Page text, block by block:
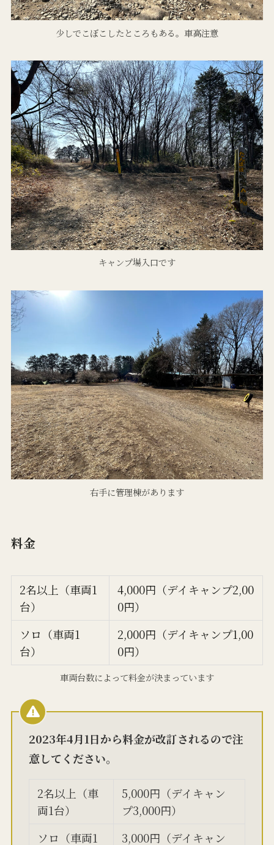
少しでこぼこしたところもある。車高注意
キャンプ場入口です
右手に管理棟があります
料金
2名以上（車両1
台）
4,000円（デイキャンプ2,00
0円）
ソロ（車両1
台）
2,000円（デイキャンプ1,00
0円）
車両台数によって料金が決まっています
2023年4月1日から料金が改訂されるので注
意してください。
2名以上（車
両1台）
5,000円（デイキャン
プ3,000円）
ソロ（車両1
3,000円（デイキャン